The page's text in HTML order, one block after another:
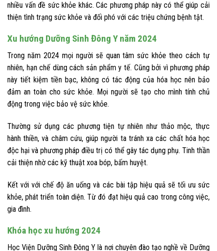
nhiều vấn đề sức khỏe khác. Các phương pháp này có thể giúp cải
thiện tình trạng sức khỏe và đối phó với các triệu chứng bệnh tật.
Xu hướng Dưỡng Sinh Đông Y năm 2024
Trong năm 2024 mọi người sẽ quan tâm sức khỏe theo cách tự
nhiên, hạn chế dùng cách sản phẩm y tế. Cũng bởi vì phương pháp
này tiết kiệm tiền bạc, không có tác động của hóa học nên bảo
đảm an toàn cho sức khỏe. Mọi người sẽ tạo cho mình tính chủ
động trong việc bảo vệ sức khỏe.
Thường sử dụng các phương tiện tự nhiên như thảo mộc, thực
hành thiền, và châm cứu, giúp người ta tránh xa các chất hóa học
độc hại và phương pháp điều trị có thể gây tác dụng phụ. Tinh thần
cải thiện nhờ các kỹ thuật xoa bóp, bấm huyệt.
Kết với với chế độ ăn uống và các bài tập hiệu quả sẽ tối ưu sức
khỏe, phát triển toàn diện. Từ đó đạt hiệu quả cao trong công việc,
gia đình.
Khóa học xu hướng 2024
Học Viện Dưỡng Sinh Đông Y là nơi chuyên đào tạo nghề về Dưỡng